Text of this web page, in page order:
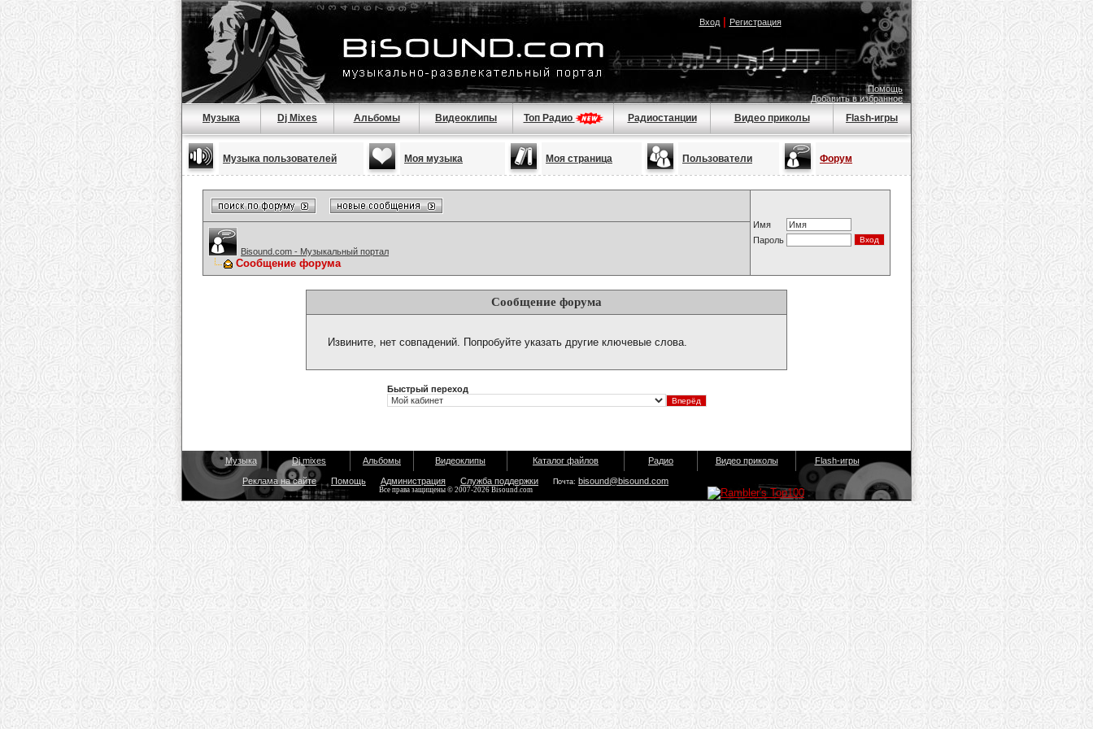
Вход| Регистрация
Помощь
Добавить в избранное
Музыка Dj Mixes Альбомы Видеоклипы Топ Радио Радиостанции Видео приколы Flash-игры
Музыка пользователей Моя музыка Моя страница Пользователи Форум
Имя
Пароль
Bisound.com - Музыкальный портал
Сообщение форума
Сообщение форума
Извините, нет совпадений. Попробуйте указать другие ключевые слова.
Быстрый переход
Музыка Dj mixes Альбомы Видеоклипы Каталог файлов Радио Видео приколы Flash-игры
Реклама на сайте Помощь Администрация Служба поддержки Почта: bisound@bisound.com
Все права защищены © 2007-2026 Bisound.com